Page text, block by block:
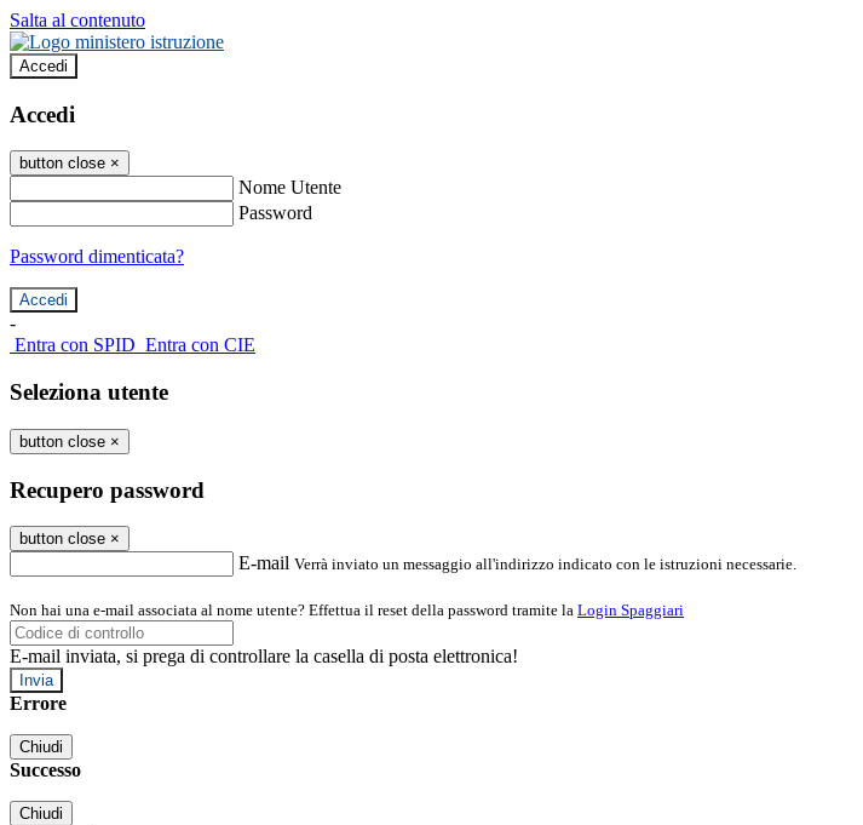
Salta al contenuto
Accedi
Accedi
button close ×
Nome Utente
Password
Password dimenticata?
-
Entra con SPID Entra con CIE
Seleziona utente
button close ×
Recupero password
button close ×
E-mail Verrà inviato un messaggio all'indirizzo indicato con le istruzioni necessarie.
Non hai una e-mail associata al nome utente? Effettua il reset della password tramite la Login Spaggiari
E-mail inviata, si prega di controllare la casella di posta elettronica!
Errore
Chiudi
Successo
Chiudi